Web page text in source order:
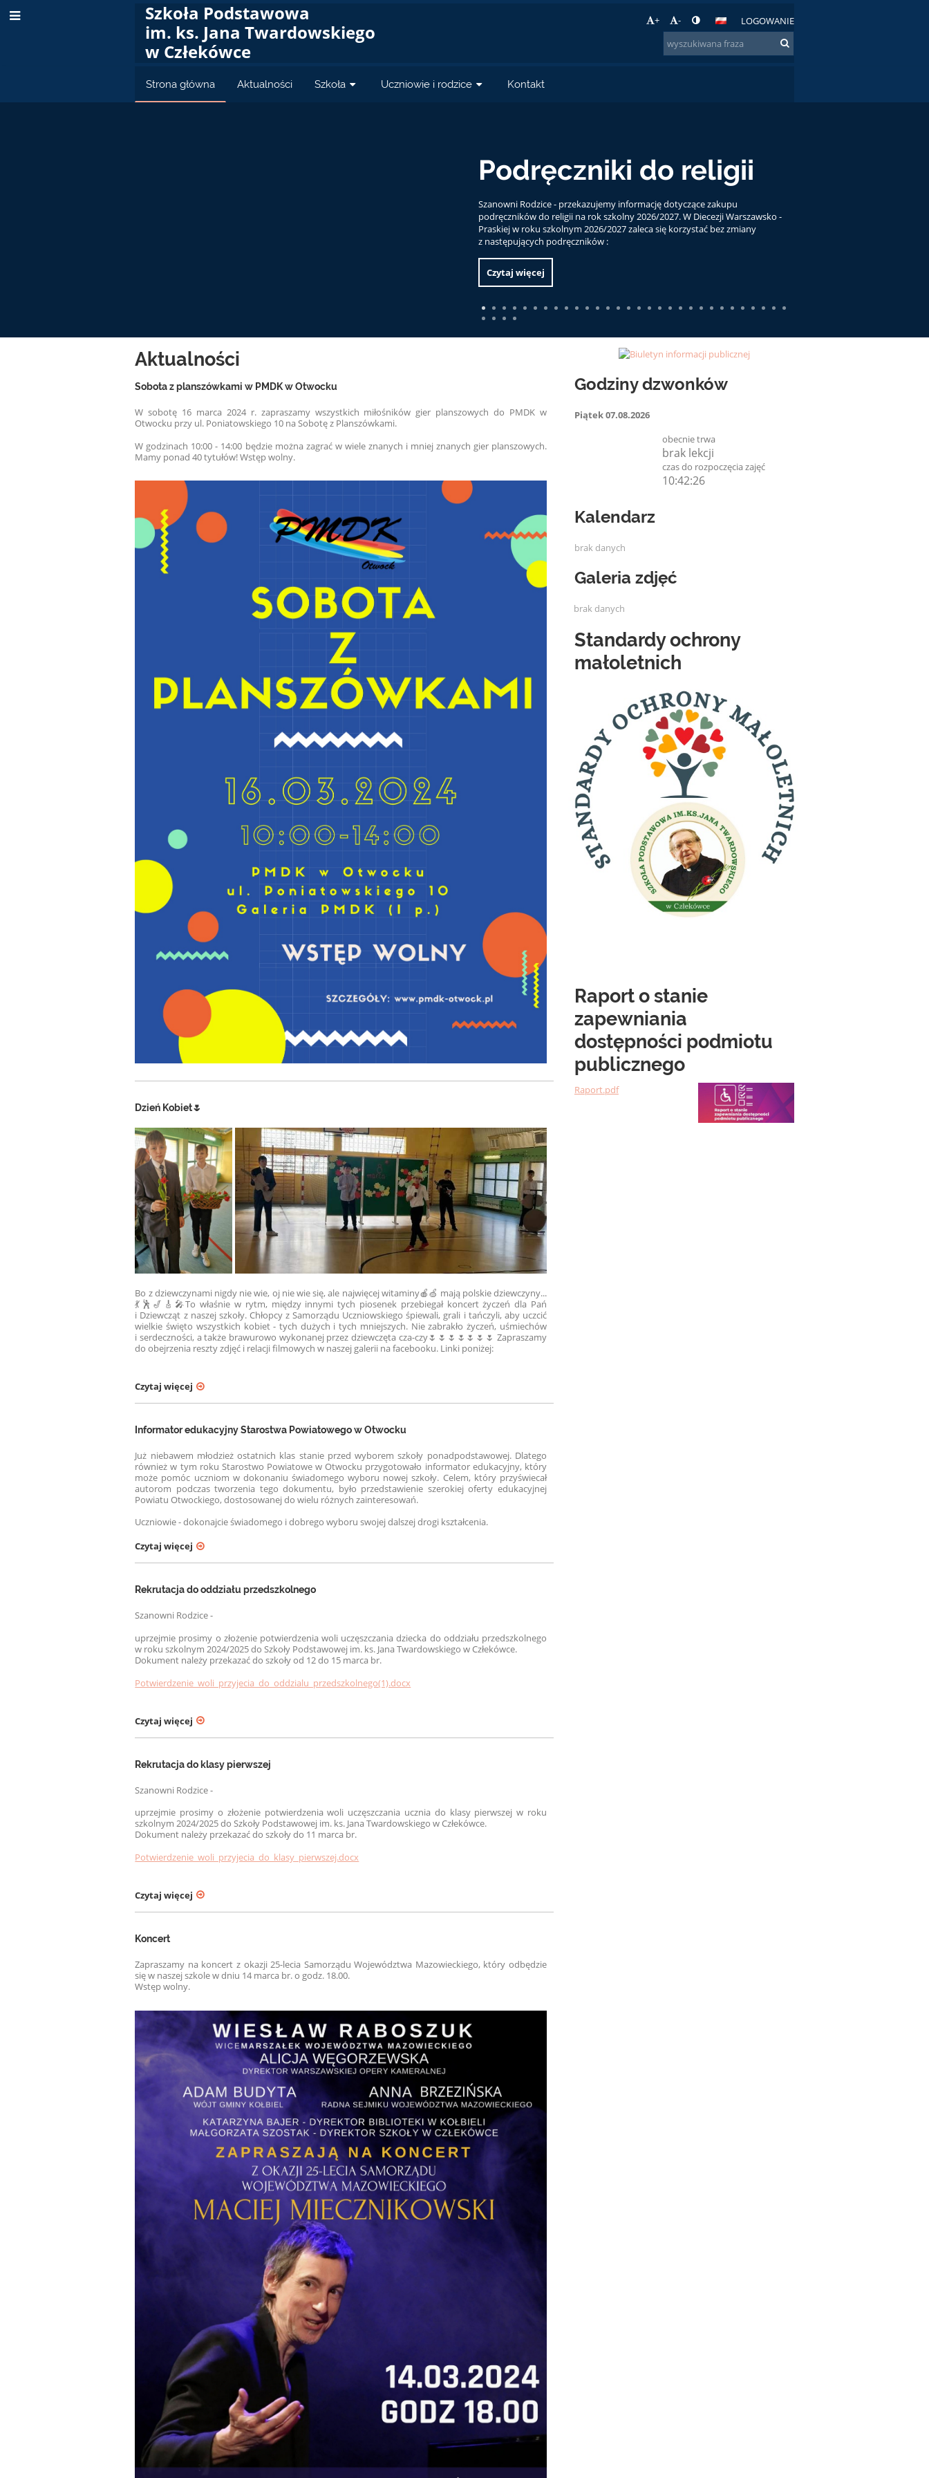
Szkoła Podstawowa
im. ks. Jana Twardowskiego
w Człekówce
+ - LOGOWANIE
Strona główna Aktualności Szkoła Uczniowie i rodzice Kontakt
Odbiór zaświadczeń z
egzaminu ósmoklasisty
Informujemy uczniów klasy ósmej, że zaświadczenia z egzaminu
ósmoklasisty będzie można odebrać w sekretariacie szkoły w dniu 3 lipca w
Czytaj więcej
Aktualności
Sobota z planszówkami w PMDK w Otwocku
W sobotę 16 marca 2024 r. zapraszamy wszystkich miłośników gier planszowych do PMDK w
Otwocku przy ul. Poniatowskiego 10 na Sobotę z Planszówkami.
W godzinach 10:00 - 14:00 będzie można zagrać w wiele znanych i mniej znanych gier planszowych.
Mamy ponad 40 tytułów! Wstęp wolny.
Dzień Kobiet🌷
Bo z dziewczynami nigdy nie wie, oj nie wie się, ale najwięcej witaminy🍎🍏 mają polskie dziewczyny...
💃🕺🎷🎸🎤To właśnie w rytm, między innymi tych piosenek przebiegał koncert życzeń dla Pań
i Dziewcząt z naszej szkoły. Chłopcy z Samorządu Uczniowskiego śpiewali, grali i tańczyli, aby uczcić
wielkie święto wszystkich kobiet - tych dużych i tych mniejszych. Nie zabrakło życzeń, uśmiechów
i serdeczności, a także brawurowo wykonanej przez dziewczęta cza-czy🌷🌷🌷🌷🌷🌷🌷 Zapraszamy
do obejrzenia reszty zdjęć i relacji filmowych w naszej galerii na facebooku. Linki poniżej:
Czytaj więcej
Informator edukacyjny Starostwa Powiatowego w Otwocku
Już niebawem młodzież ostatnich klas stanie przed wyborem szkoły ponadpodstawowej. Dlatego
również w tym roku Starostwo Powiatowe w Otwocku przygotowało informator edukacyjny, który
może pomóc uczniom w dokonaniu świadomego wyboru nowej szkoły. Celem, który przyświecał
autorom podczas tworzenia tego dokumentu, było przedstawienie szerokiej oferty edukacyjnej
Powiatu Otwockiego, dostosowanej do wielu różnych zainteresowań.
Uczniowie - dokonajcie świadomego i dobrego wyboru swojej dalszej drogi kształcenia.
Czytaj więcej
Rekrutacja do oddziału przedszkolnego
Szanowni Rodzice -
uprzejmie prosimy o złożenie potwierdzenia woli uczęszczania dziecka do oddziału przedszkolnego
w roku szkolnym 2024/2025 do Szkoły Podstawowej im. ks. Jana Twardowskiego w Człekówce.
Dokument należy przekazać do szkoły od 12 do 15 marca br.
Potwierdzenie_woli_przyjecia_do_oddzialu_przedszkolnego(1).docx
Czytaj więcej
Rekrutacja do klasy pierwszej
Szanowni Rodzice -
uprzejmie prosimy o złożenie potwierdzenia woli uczęszczania ucznia do klasy pierwszej w roku
szkolnym 2024/2025 do Szkoły Podstawowej im. ks. Jana Twardowskiego w Człekówce.
Dokument należy przekazać do szkoły do 11 marca br.
Potwierdzenie_woli_przyjecia_do_klasy_pierwszej.docx
Czytaj więcej
Koncert
Zapraszamy na koncert z okazji 25-lecia Samorządu Województwa Mazowieckiego, który odbędzie
się w naszej szkole w dniu 14 marca br. o godz. 18.00.
Wstęp wolny.
Godziny dzwonków
Piątek 07.08.2026
obecnie trwa
brak lekcji
czas do rozpoczęcia zajęć
10:42:25
Kalendarz
brak danych
Galeria zdjęć
brak danych
Standardy ochrony
małoletnich
Raport o stanie
zapewniania
dostępności podmiotu
publicznego
Raport.pdf